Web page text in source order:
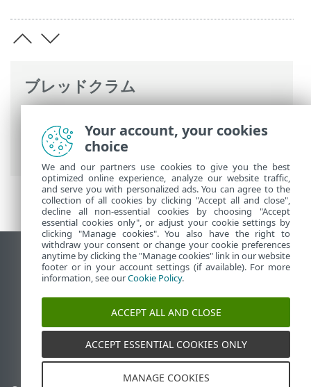
ブレッドクラム
Security >アプリケーション環境設定>ツ
ール> ログファイル
デスクトップサイトの表示
End of Life
ESETナレッジベース
ESETフォーラム
ESET Status Portal
地域サポート
Your account, your cookies
choice
We and our partners use cookies to give you the best
optimized online experience, analyze our website traffic,
and serve you with personalized ads. You can agree to the
collection of all cookies by clicking "Accept all and close",
decline all non-essential cookies by choosing "Accept
essential cookies only", or adjust your cookie settings by
clicking "Manage cookies". You also have the right to
withdraw your consent or change your cookie preferences
anytime by clicking the "Manage cookies" link in our website
footer or in your account settings (if available). For more
information, see ourCookie Policy.
ACCEPT ALL AND CLOSE
ACCEPT ESSENTIAL COOKIES ONLY
MANAGE COOKIES